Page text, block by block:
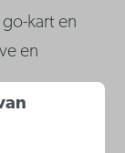
kart en
en